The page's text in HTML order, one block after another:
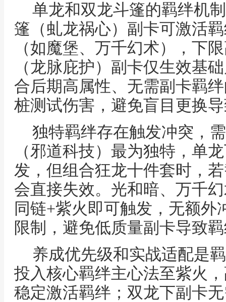
单龙和双龙斗篷的羁绊机
篷（虬龙祸心）副卡可激活
（如魔堡、万千幻术），下
（龙脉庇护）副卡仅生效基
合后期高属性、无需副卡羁
桩测试伤害，避免盲目更换
独特羁绊存在触发冲突，
（邪道科技）最为独特，单
发，但组合狂龙十件套时，
会直接失效。光和暗、万千
同链+紫火即可触发，无额外
限制，避免低质量副卡导致
养成优先级和实战适配是
投入核心羁绊主心法至紫火
稳定激活羁绊；双龙下副卡